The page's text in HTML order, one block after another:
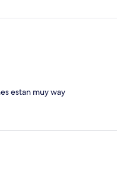
estan muy way